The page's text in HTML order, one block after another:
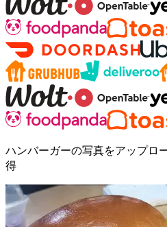
ハンバーガーの写真をアップロ
得